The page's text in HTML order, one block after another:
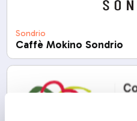
Sondrio
Caffè Mokino Sondrio